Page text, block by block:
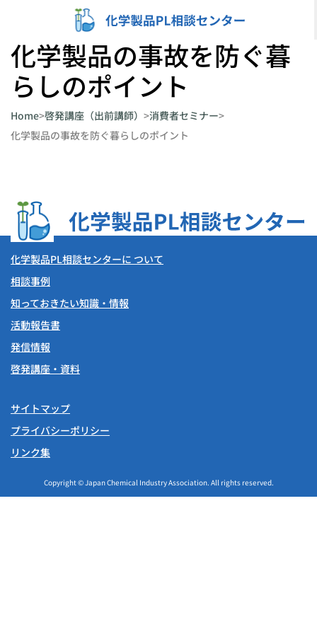
化学製品の事故を防ぐ暮
らしのポイント
Home>啓発講座（出前講師） >消費者セミナー>
化学製品の事故を防ぐ暮らしのポイント
化学製品PL相談センターに ついて
相談事例
知っておきたい知識・情報
活動報告書
発信情報
啓発講座・資料
サイトマップ
プライバシーポリシー
リンク集
Copyright © Japan Chemical Industry Association. All rights reserved.